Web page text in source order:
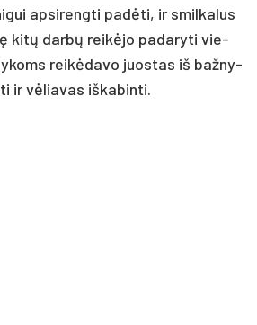
ap­si­reng­ti pa­dė­ti, ir smil­ka­lus
ki­tų dar­bų rei­kė­jo pa­da­ry­ti vie­
rei­kė­da­vo juos­tas iš baž­ny­
ir vė­lia­vas iš­ka­bin­ti.